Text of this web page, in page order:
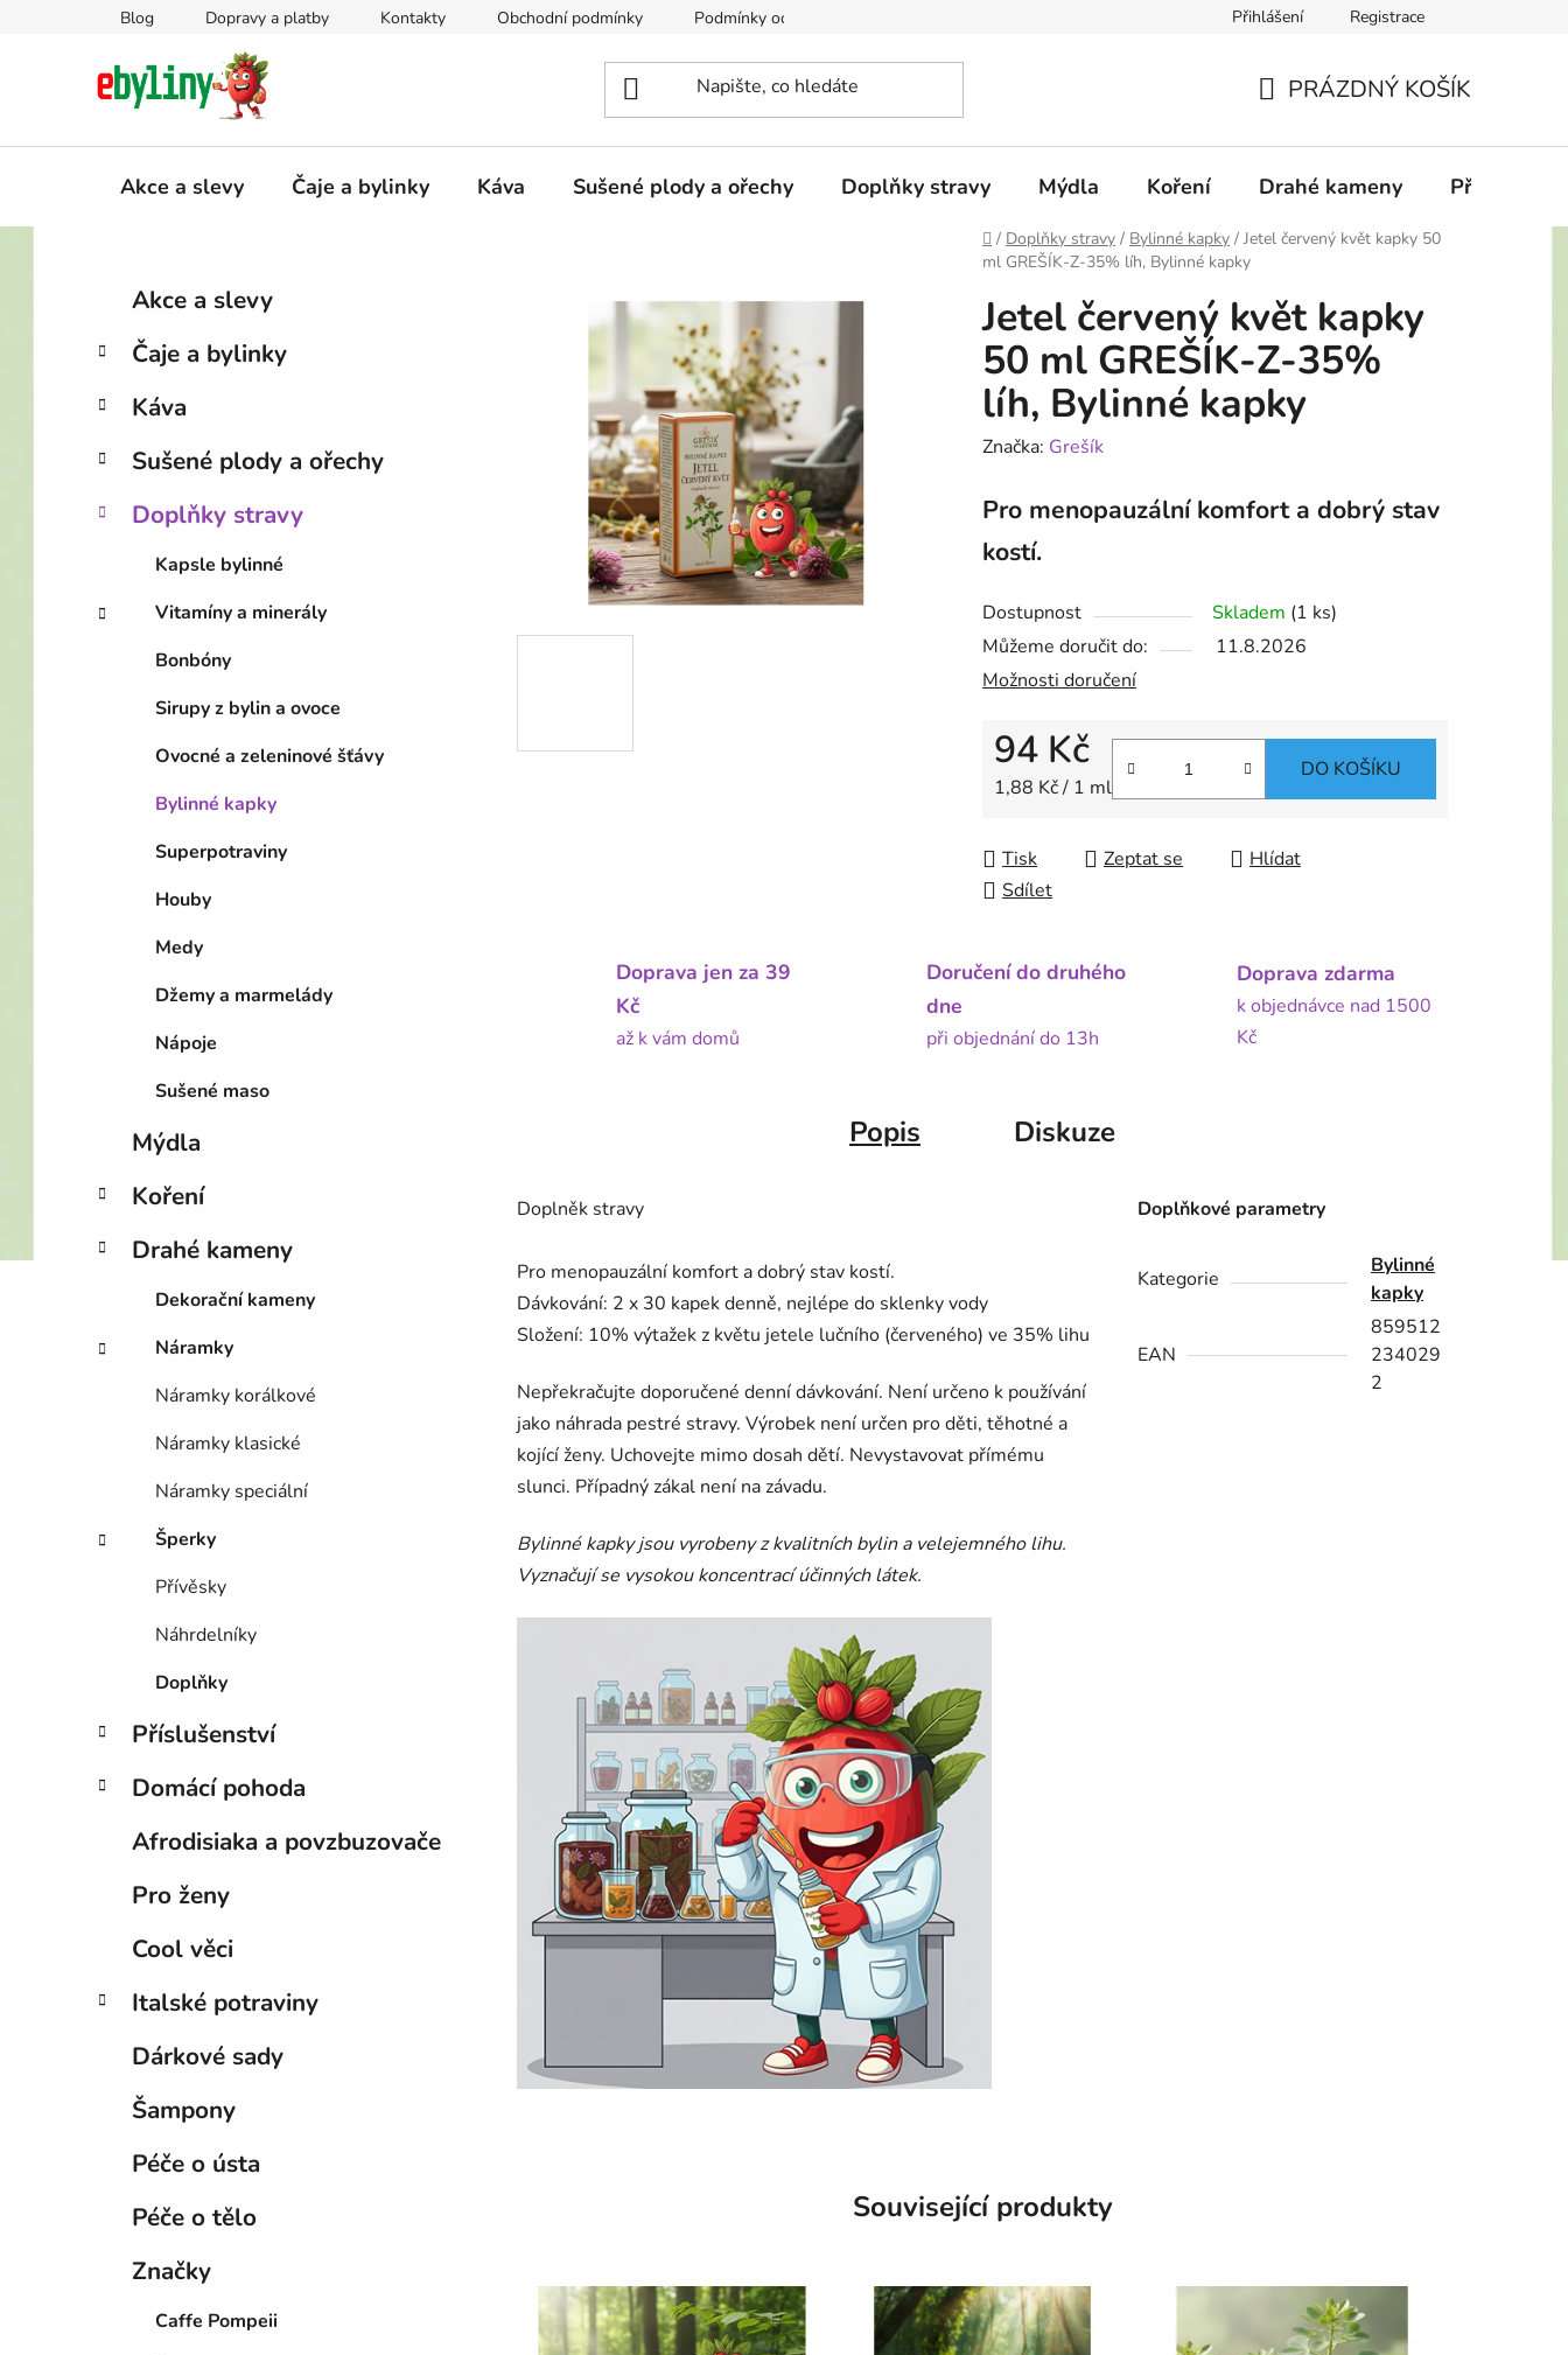
Blog Dopravy a platby Kontakty Obchodní podmínky Podmínky ochrany osobních údajů Přihlášení Registrace
KOŠÍK
PRÁZDNÝ KOŠÍK
Akce a slevy Čaje a bylinky Káva Sušené plody a ořechy Doplňky stravy Mýdla Koření Drahé kameny
Domů
/ Doplňky stravy / Bylinné kapky / Jetel červený květ kapky 50
ml GREŠÍK-Z-35% líh, Bylinné kapky
s
r
n
n
í
n
Přeskočit
kategorie
e
o
i
Akce a slevy
Čaje a bylinky
Káva
Sušené plody a ořechy
Doplňky stravy
Kapsle bylinné
Vitamíny a minerály
Bonbóny
Sirupy z bylin a ovoce
Ovocné a zeleninové šťávy
Bylinné kapky
Superpotraviny
Houby
Medy
Džemy a marmelády
Nápoje
Sušené maso
Mýdla
Koření
Drahé kameny
Dekorační kameny
Náramky
Náramky korálkové
Náramky klasické
Náramky speciální
Šperky
Přívěsky
Náhrdelníky
Doplňky
Příslušenství
Domácí pohoda
Afrodisiaka a povzbuzovače
Pro ženy
Cool věci
Italské potraviny
Dárkové sady
Šampony
Péče o ústa
Péče o tělo
Značky
Caffe Pompeii
Jetel červený květ kapky
50 ml GREŠÍK-Z-35%
líh, Bylinné kapky
Značka: Grešík
Pro menopauzální komfort a dobrý stav
kostí.
Dostupnost Skladem (1 ks)
Můžeme doručit do:
11.8.2026
Možnosti doručení
94 Kč
Měrná cena:
1,88 Kč / 1 ml
DO KOŠÍKU
Tisk Zeptat se
Hlídat
Sdílet
Doprava jen za 39
Kč
až k vám domů
Doručení do druhého
dne
při objednání do 13h
Doprava zdarma
k objednávce nad 1500
Kč
Popis Diskuze
Doplněk stravy
Pro menopauzální komfort a dobrý stav kostí.
Dávkování: 2 x 30 kapek denně, nejlépe do sklenky vody
Složení: 10% výtažek z květu jetele lučního (červeného) ve 35% lihu
Nepřekračujte doporučené denní dávkování. Není určeno k používání
jako náhrada pestré stravy. Výrobek není určen pro děti, těhotné a
kojící ženy. Uchovejte mimo dosah dětí. Nevystavovat přímému
slunci. Případný zákal není na závadu.
Bylinné kapky jsou vyrobeny z kvalitních bylin a velejemného lihu.
Vyznačují se vysokou koncentrací účinných látek.
Doplňkové parametry
Kategorie
Bylinné
kapky
EAN
859512
234029
2
Související produkty